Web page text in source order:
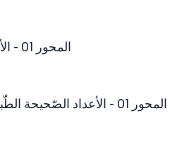
المحور 01 - الأعداد الصّحيحة الطّبيعيّة - الجزء 3 - البحث عن مجهول
المحور 01 - الأعداد الصّحيحة الطّبيعيّة - الجزء 4 - الضرب في الأعداد الصحيحة الطبيعية